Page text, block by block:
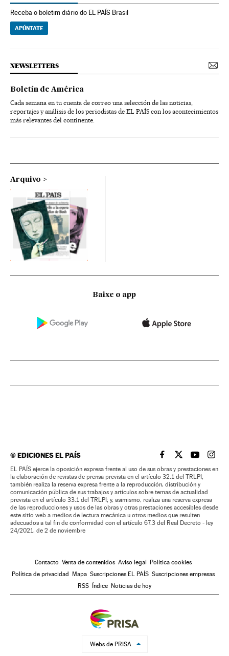
Receba o boletim diário do EL PAÍS Brasil
APÚNTATE
NEWSLETTERS
Boletín de América
Cada semana en tu cuenta de correo una selección de las noticias,
reportajes y análisis de los periodistas de EL PAÍS con los acontecimientos
más relevantes del continente.
Arquivo
Baixe o app
©EDICIONES EL PAÍS EL PAÍS BRASIL EN
EL PAÍSEL PAÍS
EL
EL PAÍS ejerce la oposición expresa frente al uso de sus obras y prestaciones en
la elaboración de revistas de prensa prevista en el artículo 32.1 del TRLPI;
también realiza la reserva expresa frente a la reproducción, distribución y
comunicación pública de sus trabajos y artículos sobre temas de actualidad
prevista en el artículo 33.1 del TRLPI; y, asimismo, realiza una reserva expresa
de las reproducciones y usos de las obras y otras prestaciones accesibles desde
este sitio web a medios de lectura mecánica u otros medios que resulten
adecuados a tal fin de conformidad con el artículo 67.3 del Real Decreto - ley
24/2021, de 2 de noviembre
Contacto Venta de contenidos Aviso legal
Política cookies
Política de privacidad
Mapa Suscripciones EL PAÍS Suscripciones empresas
RSS
Índice Noticias de hoy
Webs de PRISA